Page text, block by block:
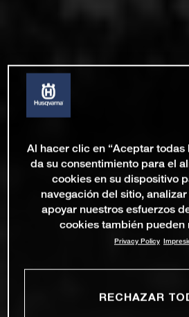
Al hacer clic en “Aceptar todas
da su consentimiento para el
cookies en su dispositivo
navegación del sitio,
apoyar nuestros esfuerzos
cookies también pueden
Privacy Policy
RECHAZAR